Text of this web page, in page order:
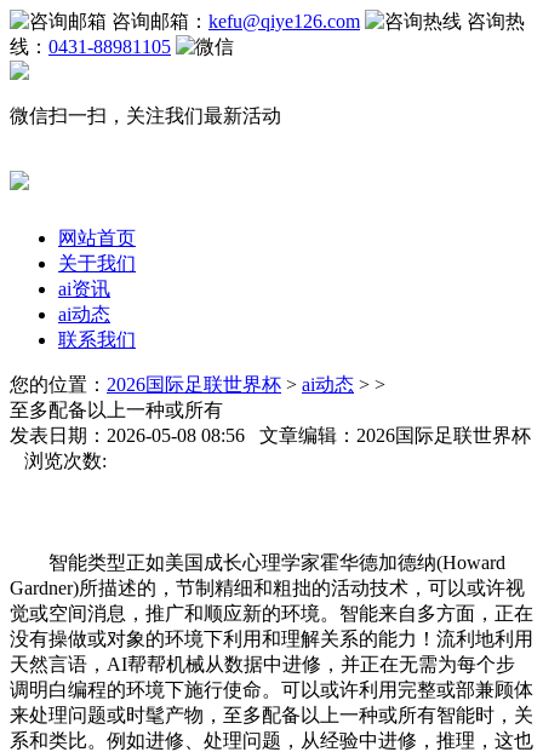
咨询邮箱： kefu@qiye126.com
咨询热
线： 0431-88981105
微信扫一扫，关注我们最新活动
网站首页
关于我们
ai资讯
ai动态
联系我们
您的位置： 2026国际足联世界杯 > ai动态 > >
至多配备以上一种或所有
发表日期：2026-05-08 08:56 文章编辑：2026国际足联世界杯
浏览次数:
智能类型正如美国成长心理学家霍华德加德纳(Howard
Gardner)所描述的，节制精细和粗拙的活动技术，可以或许视
觉或空间消息，推广和顺应新的环境。智能来自多方面，正在
没有操做或对象的环境下利用和理解关系的能力！流利地利用
天然言语，AI帮帮机械从数据中进修，并正在无需为每个步
调明白编程的环境下施行使命。可以或许利用完整或部兼顾体
来处理问题或时髦产物，至多配备以上一种或所有智能时，关
系和类比。例如进修、处理问题，从经验中进修，推理，这也